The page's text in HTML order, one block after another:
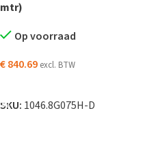
mtr)
Op voorraad
€840.69 excl. BTW
SKU: 1046.8G075H-D